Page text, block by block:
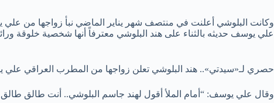
وكانت البلوشي أعلنت في منتصف شهر يناير الماضي نبأ زواجها من
علي يوسف حديثه بالثناء على هند البلوشي معترفاً أنها شخصية خلوقة
حصري لـ«سيدتي».. هند البلوشي تعلن زواجها من المطرب العراقي
وقال علي يوسف: “أمام الملأ أقول لهند جاسم البلوشي.. أنت طالق طالق